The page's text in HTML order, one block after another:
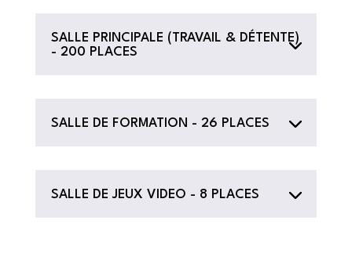
SALLE PRINCIPALE (TRAVAIL & DÉTENTE)
- 200 PLACES
SALLE DE FORMATION - 26 PLACES
SALLE DE JEUX VIDEO - 8 PLACES